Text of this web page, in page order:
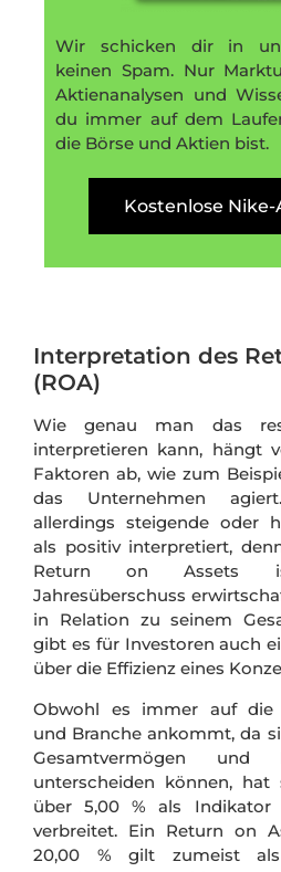
Wir schicken dir in
keinen Spam. Nur
Aktienanalysen und
du immer auf dem
die Börse und Aktien bist.
Kostenlose Nike-
Interpretation des
(ROA)
Wie genau man das
interpretieren kann, hängt
Faktoren ab, wie zum
das Unternehmen
allerdings steigende oder
als positiv interpretiert,
Return on Assets
Jahresüberschuss
in Relation zu seinem
gibt es für Investoren auch
über die Effizienz eines
Obwohl es immer auf die
und Branche ankommt, da
Gesamtvermögen und
unterscheiden können,
über 5,00 % als Indikator
verbreitet. Ein Return on
20,00 % gilt zumeist als